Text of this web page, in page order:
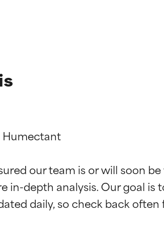
Humectant
our team is or will soon
in-depth analysis. Our goal